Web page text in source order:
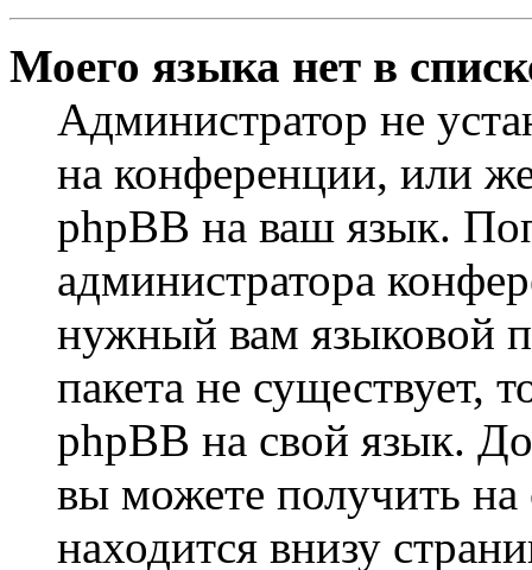
Моего языка нет в
Администратор не
на конференции, или
phpBB на ваш язык.
администратора
нужный вам языковой
пакета не существует,
phpBB на свой язык.
вы можете получить на
находится внизу